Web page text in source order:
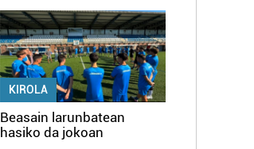
KIROLA
Beasain larunbatean
hasiko da jokoan